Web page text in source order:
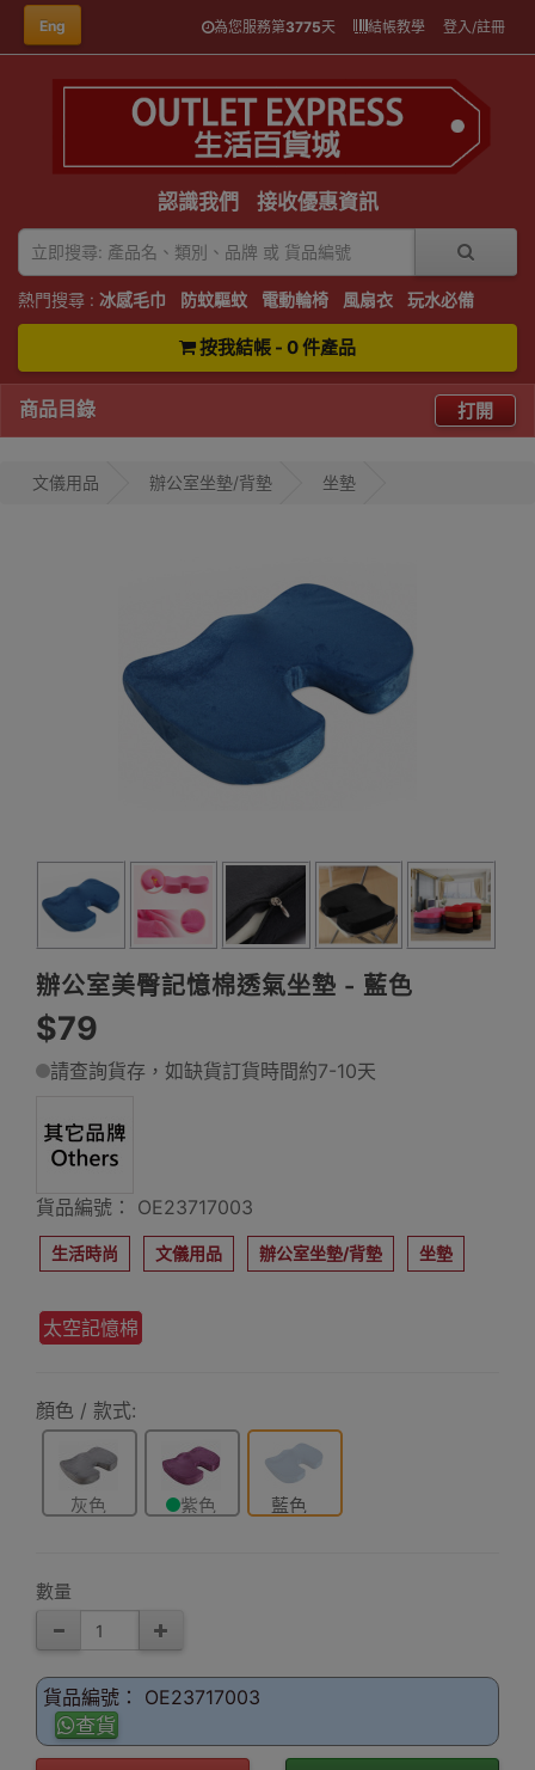
Eng 為您服務第3775天 結帳教學 登入/註冊
認識我們 接收優惠資訊
熱門搜尋 : 冰感毛巾 防蚊驅蚊 電動輪椅 風扇衣 玩水必備
按我結帳 - 0 件產品
商品目錄 打開
文儀用品 辦公室坐墊/背墊 坐墊
辦公室美臀記憶棉透氣坐墊 - 藍色
$79
請查詢貨存，如缺貨訂貨時間約7-10天
貨品編號： OE23717003
生活時尚 文儀用品 辦公室坐墊/背墊 坐墊
太空記憶棉
顏色 / 款式:
灰色 紫色 藍色
數量
貨品編號： OE23717003
查貨